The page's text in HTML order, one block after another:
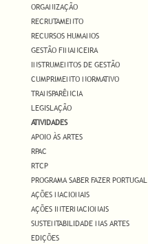
ORGANIZAÇÃO
RECRUTAMENTO
RECURSOS HUMANOS
GESTÃO FINANCEIRA
INSTRUMENTOS DE GESTÃO
CUMPRIMENTO NORMATIVO
TRANSPARÊNCIA
LEGISLAÇÃO
ATIVIDADES
APOIO ÀS ARTES
RPAC
RTCP
PROGRAMA SABER FAZER PORTUGAL
AÇÕES NACIONAIS
AÇÕES INTERNACIONAIS
SUSTENTABILIDADE NAS ARTES
EDIÇÕES